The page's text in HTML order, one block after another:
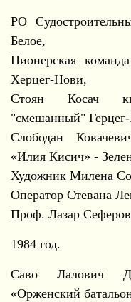
РО
Белое,
Пионерская
Херцег-Нови,
Стоян Косач
"смешанный"
Слободан
«Илия Кисич» -
Художник Милена
Оператор Стевана
Проф. Лазар
1984 год.
Саво Лалович
«Орженский